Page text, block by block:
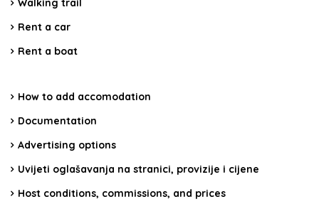
Walking trail
Rent a car
Rent a boat
How to add accomodation
Documentation
Advertising options
Uvijeti oglašavanja na stranici, provizije i cijene
Host conditions, commissions, and prices